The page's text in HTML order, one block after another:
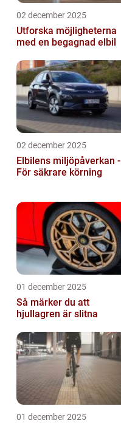
02 december 2025
Utforska möjligheterna
med en begagnad elbil
02 december 2025
Elbilens miljöpåverkan -
För säkrare körning
01 december 2025
Så märker du att
hjullagren är slitna
01 december 2025